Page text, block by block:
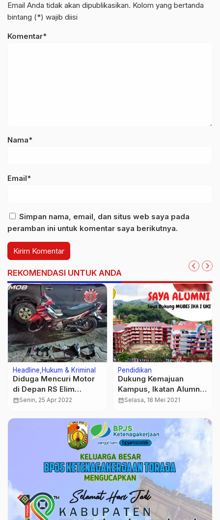
Email Anda tidak akan dipublikasikan. Kolom yang bertanda
bintang (*) wajib diisi
Komentar*
Nama*
Email*
Simpan nama, email, dan situs web saya pada
peramban ini untuk komentar saya berikutnya.
REKOMENDASI UNTUK ANDA
Headline Hukum & Kriminal
Diduga Mencuri Motor
di Depan RS Elim
Rantepao, Pemuda Ini
calendar_monthSenin, 25 Apr 2022
Pendidikan
Dukung Kemajuan
Kampus, Ikatan Alumni
UKI Toraja akan Gelar
calendar_monthSelasa, 18 Mei 2021